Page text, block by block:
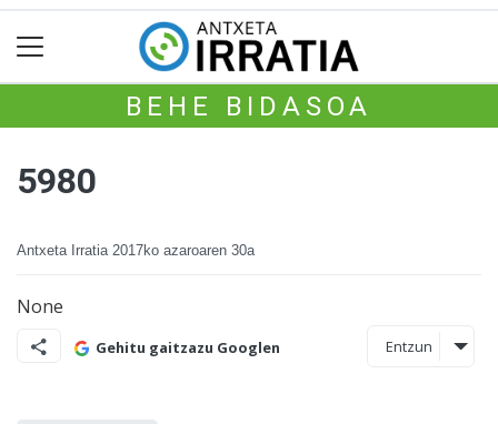
BEHE BIDASOA
5980
Antxeta Irratia 2017ko azaroaren 30a
None
Gehitu gaitzazu Googlen Entzun